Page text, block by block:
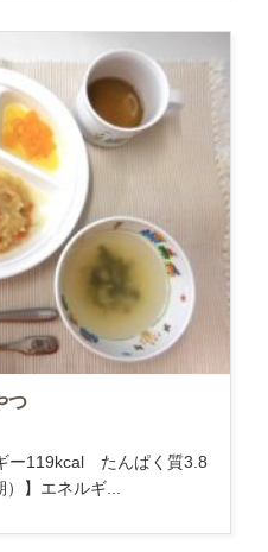
つ
ー119kcal たんぱく質3.8
】エネルギ...